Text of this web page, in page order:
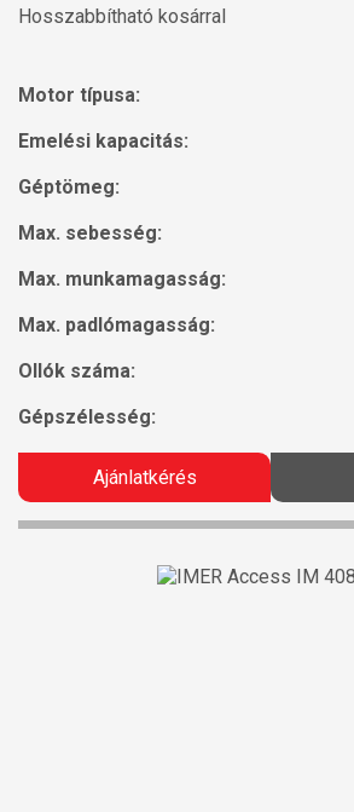
Hosszabbítható kosárral
Motor típusa:
Emelési kapacitás:
Géptömeg:
Max. sebesség:
Max. munkamagasság:
Max. padlómagasság:
Ollók száma:
Gépszélesség:
Ajánlatkérés